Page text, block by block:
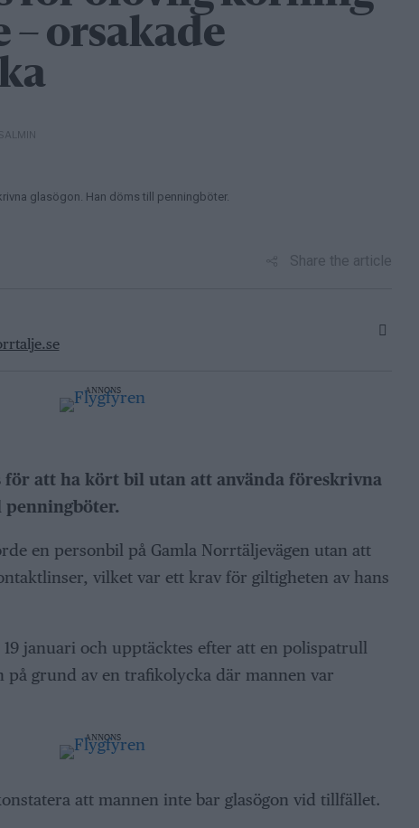
orsakade
glasögon. Han döms till penningböter.
Share the article
ANNONS
att ha kört bil utan att använda föreskrivna
penningböter.
en personbil på Gamla Norrtäljevägen utan att
vilket var ett krav för giltigheten av hans
januari och upptäcktes efter att en polispatrull
grund av en trafikolycka där mannen var
ANNONS
att mannen inte bar glasögon vid tillfället.